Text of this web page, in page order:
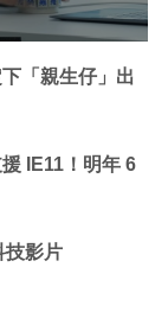
「親生仔」出
IE11！明年 6
技影片